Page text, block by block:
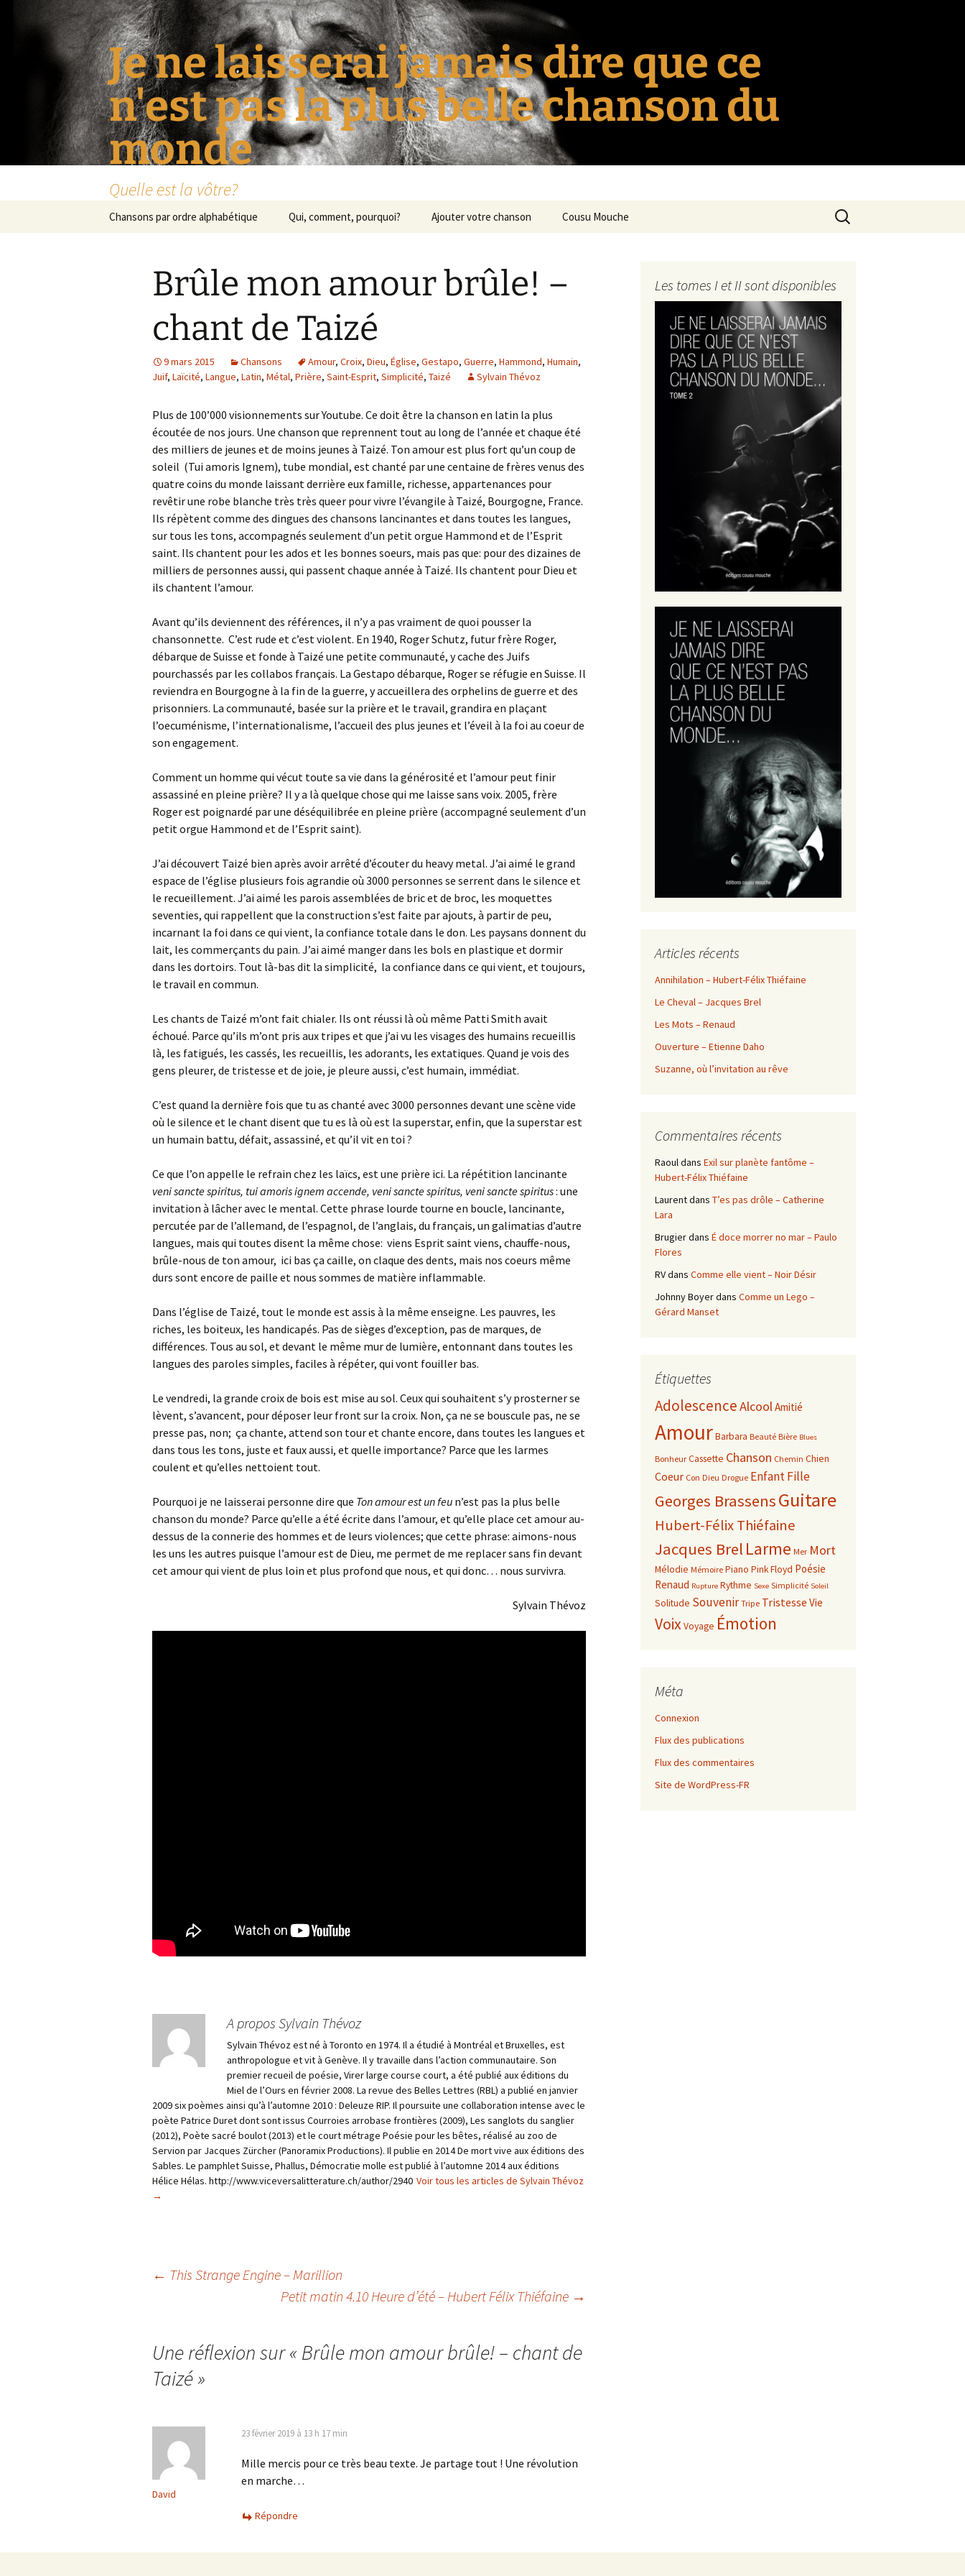
Je ne laisserai jamais dire que ce
n'est pas la plus belle chanson du
monde
Quelle est la vôtre?
Chansons par ordre alphabétique Qui, comment, pourquoi? Ajouter votre chanson Cousu Mouche
Rechercher :
Brûle mon amour brûle! –
chant de Taizé
9 mars 2015 Chansons Amour, Croix, Dieu, Église, Gestapo, Guerre, Hammond, Humain,
Juif, Laïcité, Langue, Latin, Métal, Prière, Saint-Esprit, Simplicité, Taizé Sylvain Thévoz
Plus de 100’000 visionnements sur Youtube. Ce doit être la chanson en latin la plus
écoutée de nos jours. Une chanson que reprennent tout au long de l’année et chaque été
des milliers de jeunes et de moins jeunes à Taizé. Ton amour est plus fort qu’un coup de
soleil (Tui amoris Ignem), tube mondial, est chanté par une centaine de frères venus des
quatre coins du monde laissant derrière eux famille, richesse, appartenances pour
revêtir une robe blanche très très queer pour vivre l’évangile à Taizé, Bourgogne, France.
Ils répètent comme des dingues des chansons lancinantes et dans toutes les langues,
sur tous les tons, accompagnés seulement d’un petit orgue Hammond et de l’Esprit
saint. Ils chantent pour les ados et les bonnes soeurs, mais pas que: pour des dizaines de
milliers de personnes aussi, qui passent chaque année à Taizé. Ils chantent pour Dieu et
ils chantent l’amour.
Avant qu’ils deviennent des références, il n’y a pas vraiment de quoi pousser la
chansonnette. C’est rude et c’est violent. En 1940, Roger Schutz, futur frère Roger,
débarque de Suisse et fonde à Taizé une petite communauté, y cache des Juifs
pourchassés par les collabos français. La Gestapo débarque, Roger se réfugie en Suisse. Il
reviendra en Bourgogne à la fin de la guerre, y accueillera des orphelins de guerre et des
prisonniers. La communauté, basée sur la prière et le travail, grandira en plaçant
l’oecuménisme, l’internationalisme, l’accueil des plus jeunes et l’éveil à la foi au coeur de
son engagement.
Comment un homme qui vécut toute sa vie dans la générosité et l’amour peut finir
assassiné en pleine prière? Il y a là quelque chose qui me laisse sans voix. 2005, frère
Roger est poignardé par une déséquilibrée en pleine prière (accompagné seulement d’un
petit orgue Hammond et de l’Esprit saint).
J’ai découvert Taizé bien après avoir arrêté d’écouter du heavy metal. J’ai aimé le grand
espace de l’église plusieurs fois agrandie où 3000 personnes se serrent dans le silence et
le recueillement. J’ai aimé les parois assemblées de bric et de broc, les moquettes
seventies, qui rappellent que la construction s’est faite par ajouts, à partir de peu,
incarnant la foi dans ce qui vient, la confiance totale dans le don. Les paysans donnent du
lait, les commerçants du pain. J’ai aimé manger dans les bols en plastique et dormir
dans les dortoirs. Tout là-bas dit la simplicité, la confiance dans ce qui vient, et toujours,
le travail en commun.
Les chants de Taizé m’ont fait chialer. Ils ont réussi là où même Patti Smith avait
échoué. Parce qu’ils m’ont pris aux tripes et que j’ai vu les visages des humains recueillis
là, les fatigués, les cassés, les recueillis, les adorants, les extatiques. Quand je vois des
gens pleurer, de tristesse et de joie, je pleure aussi, c’est humain, immédiat.
C’est quand la dernière fois que tu as chanté avec 3000 personnes devant une scène vide
où le silence et le chant disent que tu es là où est la superstar, enfin, que la superstar est
un humain battu, défait, assassiné, et qu’il vit en toi ?
Ce que l’on appelle le refrain chez les laïcs, est une prière ici. La répétition lancinante
veni sancte spiritus, tui amoris ignem accende, veni sancte spiritus, veni sancte spiritus: une
invitation à lâcher avec le mental. Cette phrase lourde tourne en boucle, lancinante,
percutée par de l’allemand, de l’espagnol, de l’anglais, du français, un galimatias d’autre
langues, mais qui toutes disent la même chose: viens Esprit saint viens, chauffe-nous,
brûle-nous de ton amour, ici bas ça caille, on claque des dents, mais nos coeurs même
durs sont encore de paille et nous sommes de matière inflammable.
Dans l’église de Taizé, tout le monde est assis à la même enseigne. Les pauvres, les
riches, les boiteux, les handicapés. Pas de sièges d’exception, pas de marques, de
différences. Tous au sol, et devant le même mur de lumière, entonnant dans toutes les
langues des paroles simples, faciles à répéter, qui vont fouiller bas.
Le vendredi, la grande croix de bois est mise au sol. Ceux qui souhaitent s’y prosterner se
lèvent, s’avancent, pour déposer leur front sur la croix. Non, ça ne se bouscule pas, ne se
presse pas, non; ça chante, attend son tour et chante encore, dans toutes les langues et
dans tous les tons, juste et faux aussi, et quelle importance? Parce que les larmes
coulent et qu’elles nettoient tout.
Pourquoi je ne laisserai personne dire que Ton amour est un feu n’est pas la plus belle
chanson du monde? Parce qu’elle a été écrite dans l’amour, et qu’elle place cet amour au-
dessus de la connerie des hommes et de leurs violences; que cette phrase: aimons-nous
les uns les autres puisque l’amour est de Dieu, me permet de me replacer sans fin devant
cet amour qui vient de plus loin et plus profond que nous, et qui donc… nous survivra.
Sylvain Thévoz
A propos Sylvain Thévoz
Sylvain Thévoz est né à Toronto en 1974. Il a étudié à Montréal et Bruxelles, est
anthropologue et vit à Genève. Il y travaille dans l’action communautaire. Son
premier recueil de poésie, Virer large course court, a été publié aux éditions du
Miel de l’Ours en février 2008. La revue des Belles Lettres (RBL) a publié en janvier
2009 six poèmes ainsi qu’à l’automne 2010 : Deleuze RIP. Il poursuite une collaboration intense avec le
poète Patrice Duret dont sont issus Courroies arrobase frontières (2009), Les sanglots du sanglier
(2012), Poète sacré boulot (2013) et le court métrage Poésie pour les bêtes, réalisé au zoo de
Servion par Jacques Zürcher (Panoramix Productions). Il publie en 2014 De mort vive aux éditions des
Sables. Le pamphlet Suisse, Phallus, Démocratie molle est publié à l’automne 2014 aux éditions
Hélice Hélas. http://www.viceversalitterature.ch/author/2940 Voir tous les articles de Sylvain Thévoz
→
Navigation
← This Strange Engine – Marillion
Petit matin 4.10 Heure d’été – Hubert Félix Thiéfaine →
Une réflexion sur « Brûle mon amour brûle! – chant de
Taizé»
David
23 février 2019 à 13 h 17 min
Mille mercis pour ce très beau texte. Je partage tout ! Une révolution
en marche…
Répondre
Les tomes I et II sont disponibles
Articles récents
Annihilation – Hubert-Félix Thiéfaine
Le Cheval – Jacques Brel
Les Mots – Renaud
Ouverture – Etienne Daho
Suzanne, où l’invitation au rêve
Commentaires récents
Raouldans Exil sur planète fantôme –
Hubert-Félix Thiéfaine
Laurentdans T’es pas drôle – Catherine
Lara
Brugierdans É doce morrer no mar – Paulo
Flores
RVdans Comme elle vient – Noir Désir
Johnny Boyerdans Comme un Lego –
Gérard Manset
Étiquettes
AdolescenceAlcoolAmitié
AmourBarbara Beauté Bière Blues
Bonheur Cassette Chanson Chemin Chien
Coeur Con Dieu Drogue EnfantFille
Georges BrassensGuitare
Hubert-Félix Thiéfaine
Jacques Brel Larme Mer Mort
Mélodie Mémoire Piano Pink Floyd Poésie
Renaud Rupture Rythme Sexe Simplicité Soleil
Solitude Souvenir Tripe Tristesse Vie
VoixVoyage Émotion
Méta
Connexion
Flux des publications
Flux des commentaires
Site de WordPress-FR